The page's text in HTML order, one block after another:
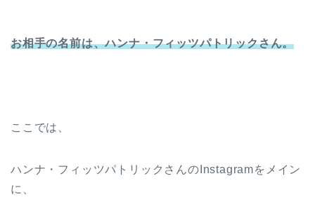
お相手の名前は、ハンナ・フィッツパトリックさん。
ここでは、
ハンナ・フィッツパトリックさんのInstagramをメイン
に、